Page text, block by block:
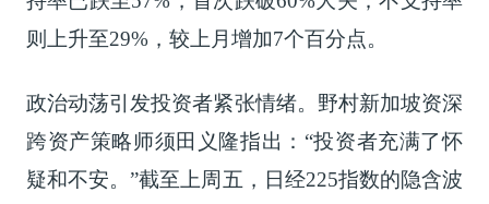
则上升至29%，较上月增加7个百分点。
政治动荡引发投资者紧张情绪。野村新加坡资深
跨资产策略师须田义隆指出：“投资者充满了怀
疑和不安。”截至上周五，日经225指数的隐含波